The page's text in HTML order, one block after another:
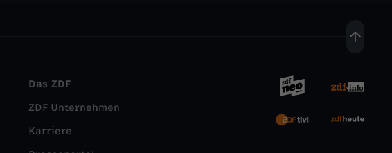
Das ZDF
ZDF Unternehmen
Karriere